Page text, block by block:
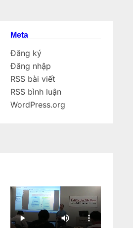
Meta
Đăng ký
Đăng nhập
RSS bài viết
RSS bình luận
WordPress.org